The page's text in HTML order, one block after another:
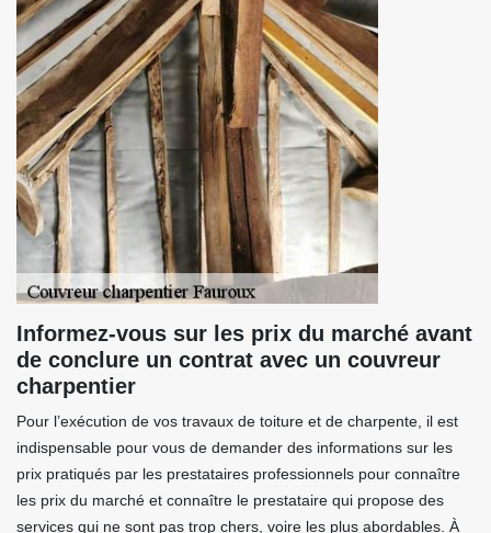
Informez-vous sur les prix du marché avant
de conclure un contrat avec un couvreur
charpentier
Pour l’exécution de vos travaux de toiture et de charpente, il est
indispensable pour vous de demander des informations sur les
prix pratiqués par les prestataires professionnels pour connaître
les prix du marché et connaître le prestataire qui propose des
services qui ne sont pas trop chers, voire les plus abordables. À